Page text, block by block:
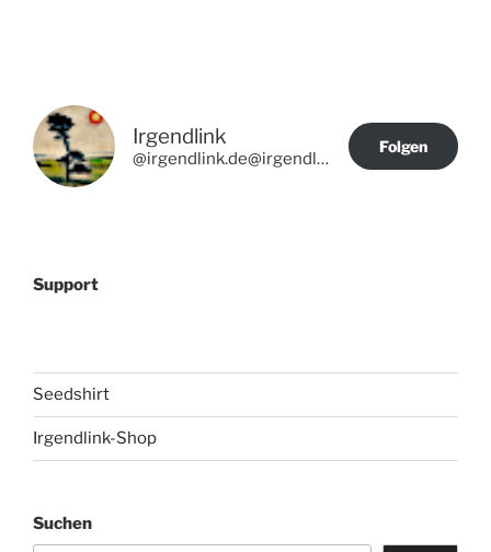
Irgendlink
@irgendlink.de@irgendlink.de
Folgen
Support
Seedshirt
Irgendlink-Shop
Suchen